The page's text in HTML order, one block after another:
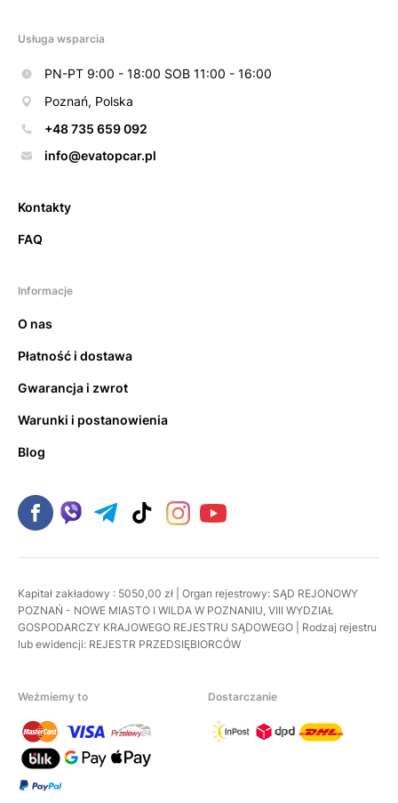
Usługa wsparcia
PN-PT 9:00 - 18:00 SOB 11:00 - 16:00
Poznań, Polska
+48 735 659 092
info@evatopcar.pl
Kontakty
FAQ
Informacje
O nas
Płatność i dostawa
Gwarancja i zwrot
Warunki i postanowienia
Blog
Kapitał zakładowy : 5050,00 zł | Organ rejestrowy: SĄD REJONOWY
POZNAŃ - NOWE MIASTO I WILDA W POZNANIU, VIII WYDZIAŁ
GOSPODARCZY KRAJOWEGO REJESTRU SĄDOWEGO | Rodzaj rejestru
lub ewidencji: REJESTR PRZEDSIĘBIORCÓW
Weźmiemy to Dostarczanie